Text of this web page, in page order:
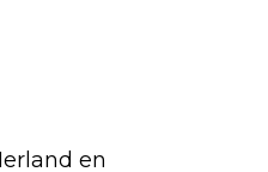
en